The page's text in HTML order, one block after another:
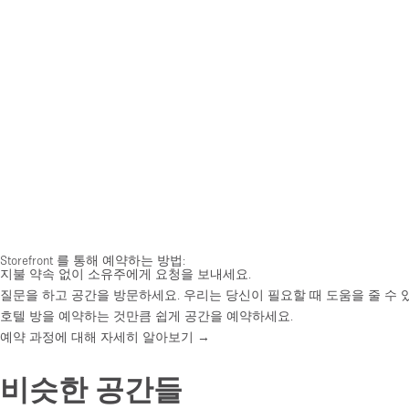
Storefront 를 통해 예약하는 방법:
지불 약속 없이 소유주에게 요청을 보내세요.
질문을 하고 공간을 방문하세요. 우리는 당신이 필요할 때 도움을 줄 수
호텔 방을 예약하는 것만큼 쉽게 공간을 예약하세요.
예약 과정에 대해 자세히 알아보기 →
비슷한 공간들